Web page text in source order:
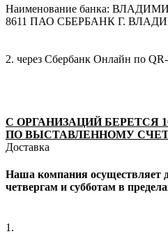
Наименование банка:
8611 ПАО СБЕРБАНК Г.
2. через Сбербанк Онлайн по
С ОРГАНИЗАЦИЙ БЕРЕТСЯ
ПО ВЫСТАВЛЕННОМУ
Доставка
Наша компания осуществляет
четвергам и субботам в
1.